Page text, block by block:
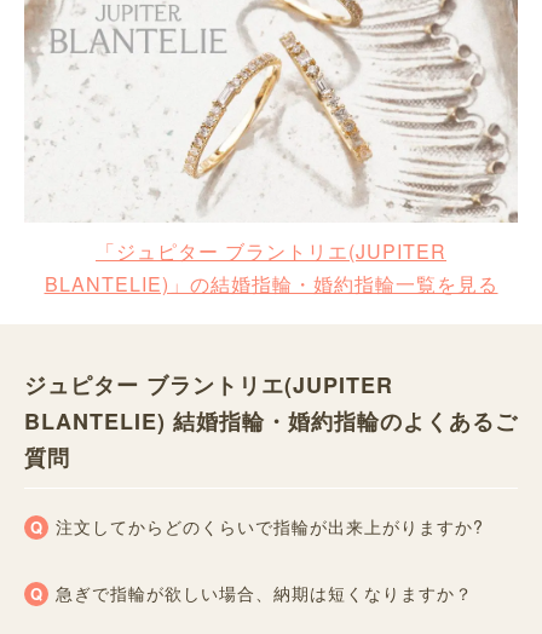
「ジュピター ブラントリエ(JUPITER
BLANTELIE)」の結婚指輪・婚約指輪一覧を見る
ジュピター ブラントリエ(JUPITER
BLANTELIE) 結婚指輪・婚約指輪のよくあるご
質問
注文してからどのくらいで指輪が出来上がりますか?
急ぎで指輪が欲しい場合、納期は短くなりますか？